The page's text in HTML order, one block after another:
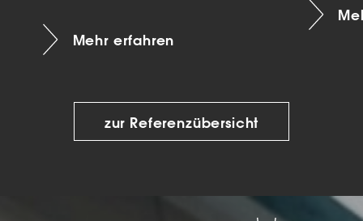
Mehr erfahren
zur Referenzübersicht